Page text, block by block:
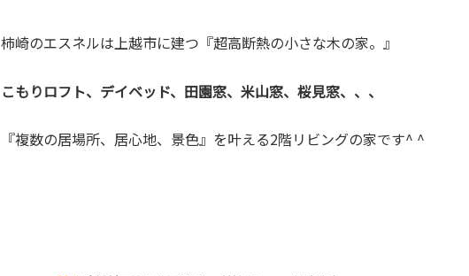
柿崎のエスネルは上越市に建つ『超高断熱の小さな木の家。』
こもりロフト、デイベッド、田園窓、米山窓、桜見窓、、、
『複数の居場所、居心地、景色』を叶える2階リビングの家です^ ^